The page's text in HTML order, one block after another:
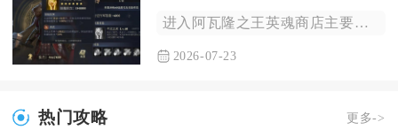
进入阿瓦隆之王英魂商店主要依靠英雄面板的碎片分解入口，分解闲...
2026-07-23
热门攻略 更多->